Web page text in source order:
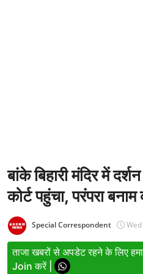
Business
Relationship
Education
Defence & Security
Environment
बांके बिहारी मंदिर में
कोर्ट पहुंचा, परंपरा बनाम
Special Correspondent
ताजा खबरों से अपडेट रहने के लिए
Join करें |